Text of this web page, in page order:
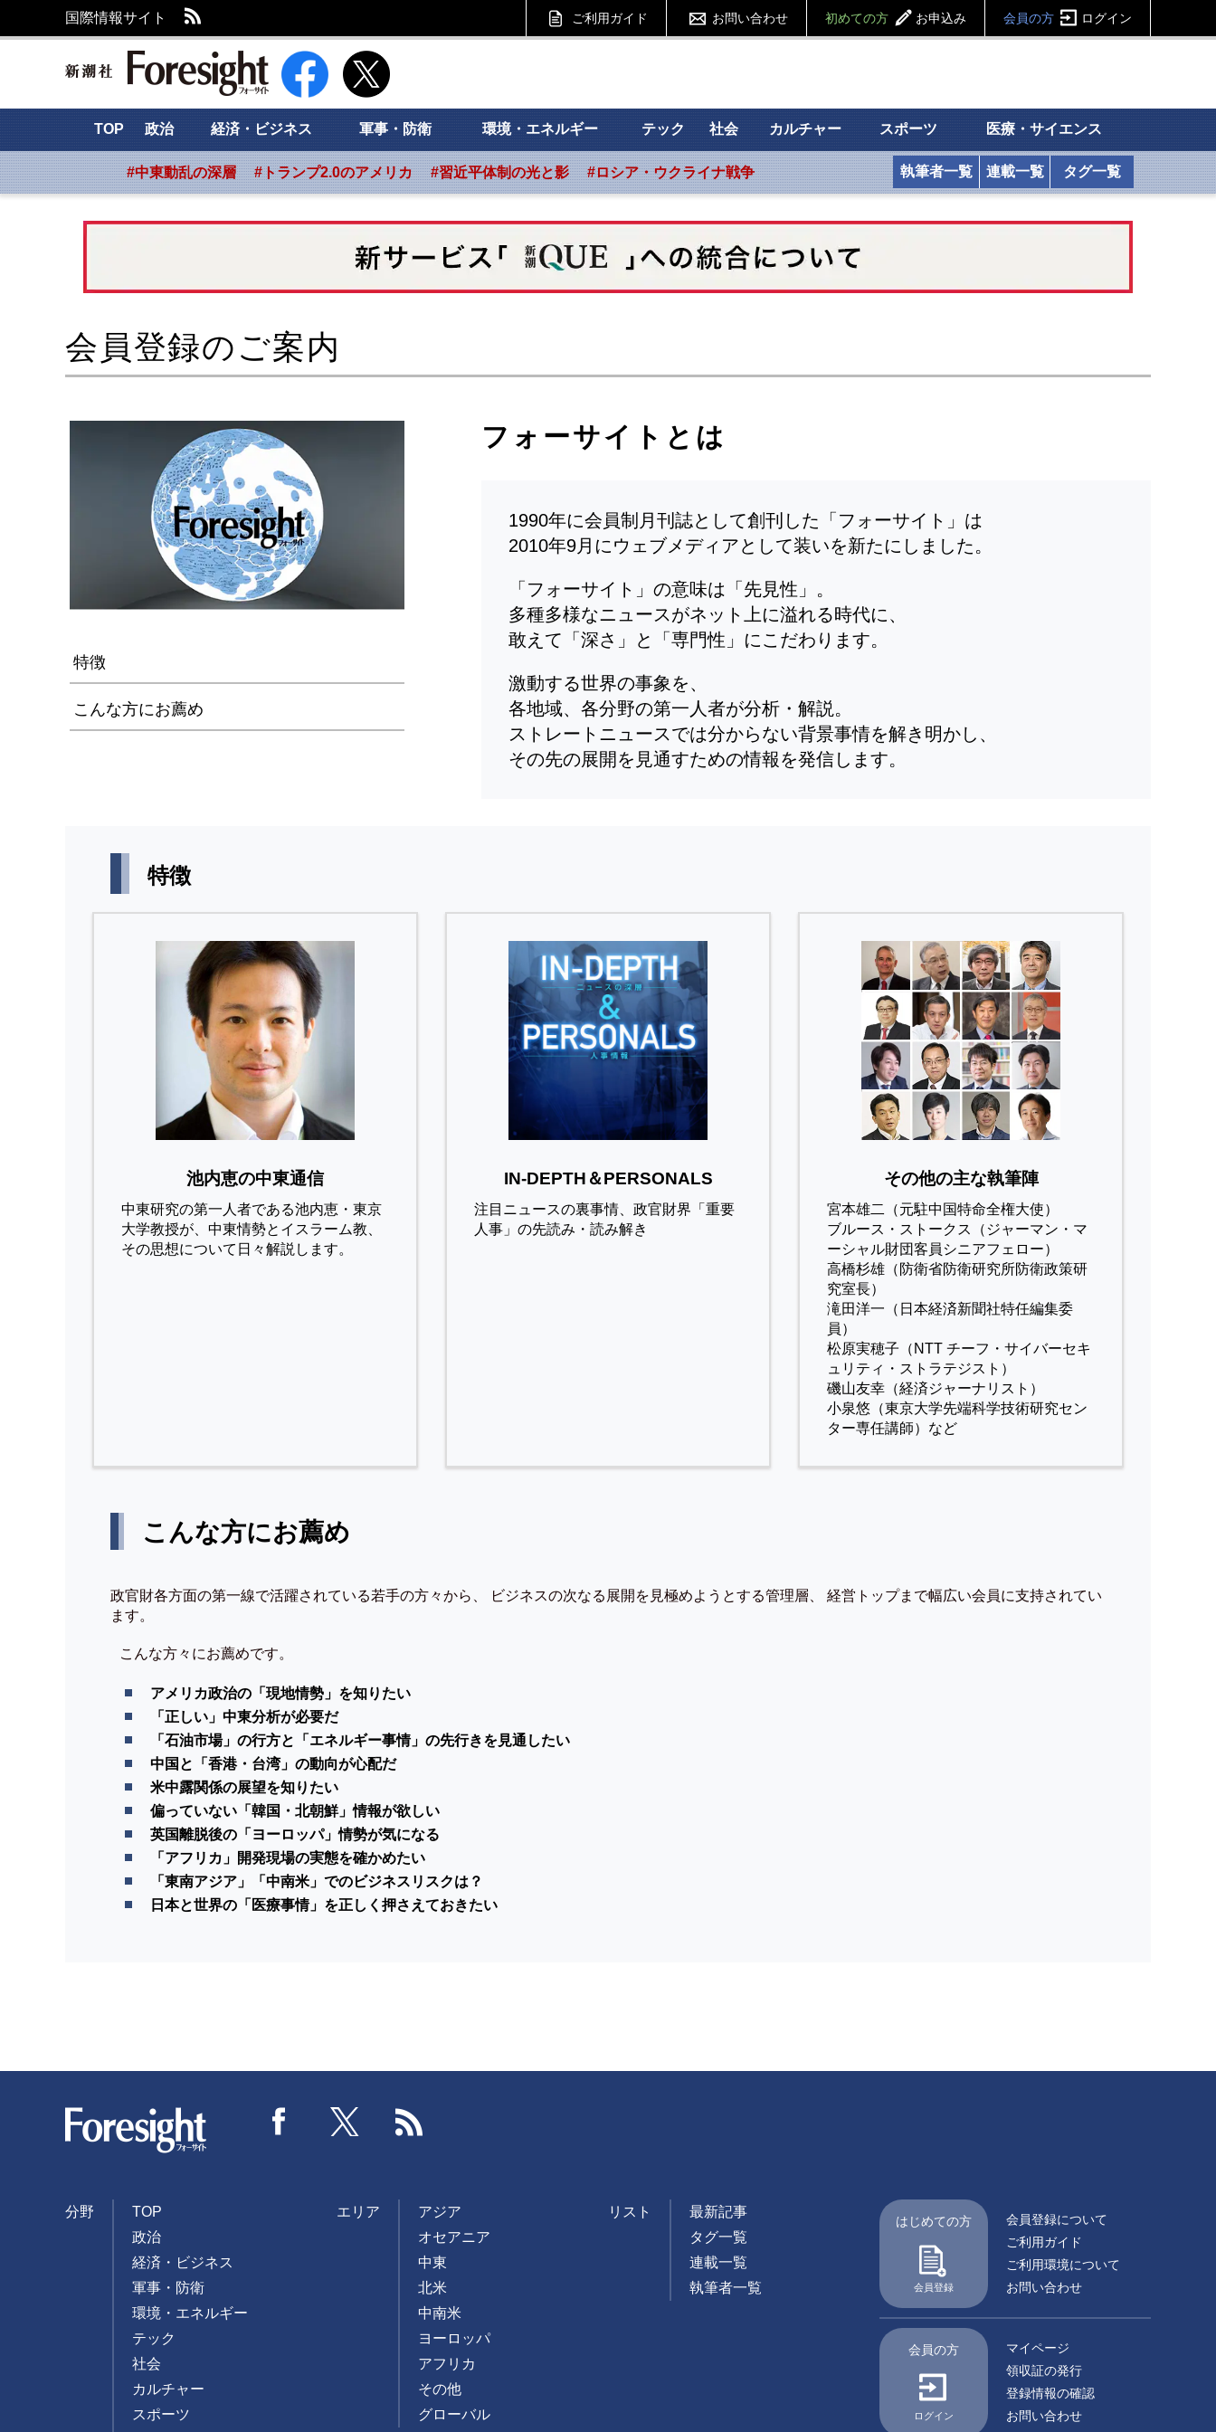
国際情報サイト ご利用ガイド お問い合わせ 初めての方 お申込み 会員の方 ログイン
新潮社 Foresight フォーサイト
TOP 政治 経済・ビジネス 軍事・防衛 環境・エネルギー テック 社会 カルチャー スポーツ 医療・サイエンス
#中東動乱の深層 #トランプ2.0のアメリカ #習近平体制の光と影 #ロシア・ウクライナ戦争 執筆者一覧 連載一覧 タグ一覧
会員登録のご案内
特徴
こんな方にお薦め
フォーサイトとは
1990年に会員制月刊誌として創刊した「フォーサイト」は
2010年9月にウェブメディアとして装いを新たにしました。
「フォーサイト」の意味は「先見性」。
多種多様なニュースがネット上に溢れる時代に、
敢えて「深さ」と「専門性」にこだわります。
激動する世界の事象を、
各地域、各分野の第一人者が分析・解説。
ストレートニュースでは分からない背景事情を解き明かし、
その先の展開を見通すための情報を発信します。
特徴
池内恵の中東通信
中東研究の第⼀⼈者である池内恵・東京
⼤学教授が、中東情勢とイスラーム教、
その思想について⽇々解説します。
IN-DEPTH＆PERSONALS
注目ニュースの裏事情、政官財界「重要
人事」の先読み・読み解き
その他の主な執筆陣
宮本雄二（元駐中国特命全権大使）
ブルース・ストークス（ジャーマン・マ
ーシャル財団客員シニアフェロー）
高橋杉雄（防衛省防衛研究所防衛政策研
究室長）
滝田洋一（日本経済新聞社特任編集委
員）
松原実穂子（NTT チーフ・サイバーセキ
ュリティ・ストラテジスト）
磯山友幸（経済ジャーナリスト）
小泉悠（東京大学先端科学技術研究セン
ター専任講師）など
こんな方にお薦め
政官財各方面の第一線で活躍されている若手の方々から、 ビジネスの次なる展開を見極めようとする管理層、 経営トップまで幅広い会員に支持されてい
ます。
こんな方々にお薦めです。
アメリカ政治の「現地情勢」を知りたい
「正しい」中東分析が必要だ
「石油市場」の行方と「エネルギー事情」の先行きを見通したい
中国と「香港・台湾」の動向が心配だ
米中露関係の展望を知りたい
偏っていない「韓国・北朝鮮」情報が欲しい
英国離脱後の「ヨーロッパ」情勢が気になる
「アフリカ」開発現場の実態を確かめたい
「東南アジア」「中南米」でのビジネスリスクは？
日本と世界の「医療事情」を正しく押さえておきたい
Facebook Twitter
分野
TOP
政治
経済・ビジネス
軍事・防衛
環境・エネルギー
テック
社会
カルチャー
スポーツ
エリア
アジア
オセアニア
中東
北米
中南米
ヨーロッパ
アフリカ
その他
グローバル
リスト
最新記事
タグ一覧
連載一覧
執筆者一覧
はじめての方
会員登録
会員登録について
ご利用ガイド
ご利用環境について
お問い合わせ
会員の方
ログイン
マイページ
領収証の発行
登録情報の確認
お問い合わせ